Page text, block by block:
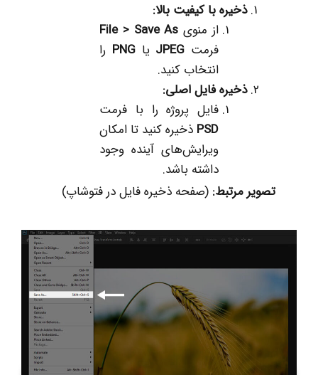
ذخیره با کیفیت بالا:
از منوی File > Save As
فرمت JPEG یاPNG را
انتخاب کنید.
ذخیره فایل اصلی:
فایل پروژه را با فرمت
PSD ذخیره کنید تا امکان
ویرایش‌های آینده وجود
داشته باشد.
تصویر مرتبط: (صفحه ذخیره فایل در فتوشاپ)